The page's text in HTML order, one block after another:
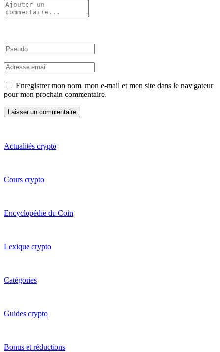
Enregistrer mon nom, mon e-mail et mon site dans le navigateur
pour mon prochain commentaire.
Actualités crypto
Cours crypto
Encyclopédie du Coin
Lexique crypto
Catégories
Guides crypto
Bonus et réductions